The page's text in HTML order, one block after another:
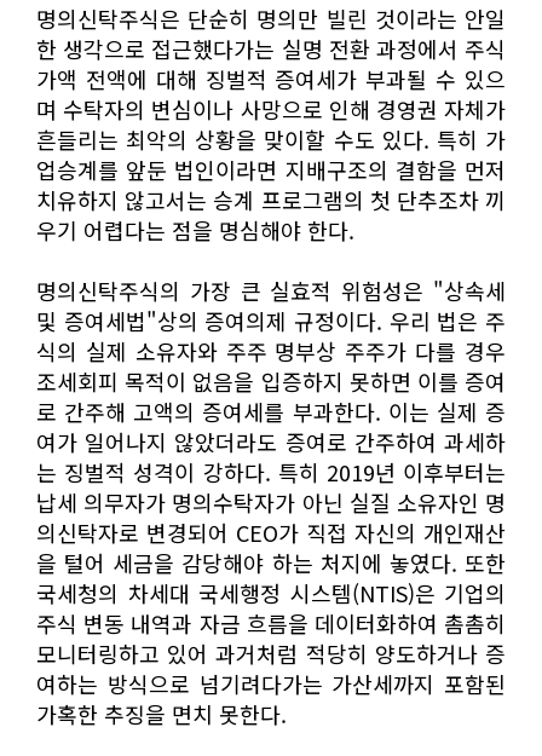
명의신탁주식은 단순히 명의만 빌린 것이라는 안일
한 생각으로 접근했다가는 실명 전환 과정에서 주식
가액 전액에 대해 징벌적 증여세가 부과될 수 있으
며 수탁자의 변심이나 사망으로 인해 경영권 자체가
흔들리는 최악의 상황을 맞이할 수도 있다. 특히 가
업승계를 앞둔 법인이라면 지배구조의 결함을 먼저
치유하지 않고서는 승계 프로그램의 첫 단추조차 끼
우기 어렵다는 점을 명심해야 한다.
명의신탁주식의 가장 큰 실효적 위험성은 "상속세
및 증여세법"상의 증여의제 규정이다. 우리 법은 주
식의 실제 소유자와 주주 명부상 주주가 다를 경우
조세회피 목적이 없음을 입증하지 못하면 이를 증여
로 간주해 고액의 증여세를 부과한다. 이는 실제 증
여가 일어나지 않았더라도 증여로 간주하여 과세하
는 징벌적 성격이 강하다. 특히 2019년 이후부터는
납세 의무자가 명의수탁자가 아닌 실질 소유자인 명
의신탁자로 변경되어 CEO가 직접 자신의 개인재산
을 털어 세금을 감당해야 하는 처지에 놓였다. 또한
국세청의 차세대 국세행정 시스템(NTIS)은 기업의
주식 변동 내역과 자금 흐름을 데이터화하여 촘촘히
모니터링하고 있어 과거처럼 적당히 양도하거나 증
여하는 방식으로 넘기려다가는 가산세까지 포함된
가혹한 추징을 면치 못한다.